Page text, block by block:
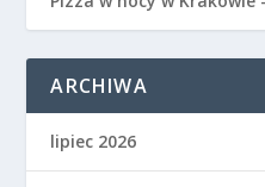
ARCHIWA
lipiec 2026